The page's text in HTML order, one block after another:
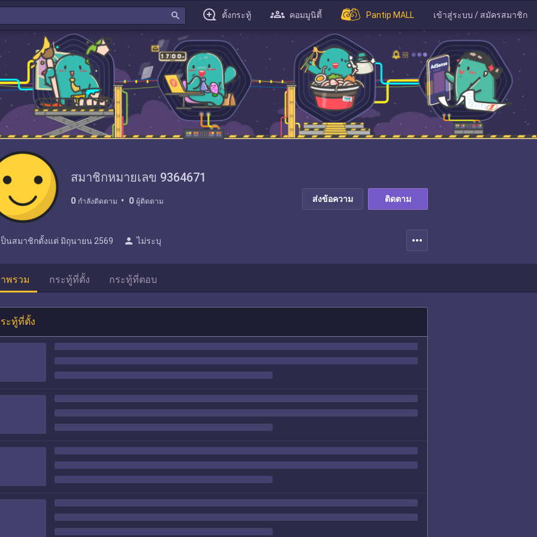
search ตั้งกระทู้ คอมมูนิตี้ Pantip MALL เข้าสู่ระบบ / สมัครสมาชิก
สมาชิกหมายเลข 9364671
0 กำลังติดตาม 0 ผู้ติดตาม ส่งข้อความ ติดตาม
ป็นสมาชิกตั้งแต่ มิถุนายน 2569 person ไม่ระบุ more_horiz
พรวม กระทู้ที่ตั้ง กระทู้ที่ตอบ
ะทู้ที่ตั้ง